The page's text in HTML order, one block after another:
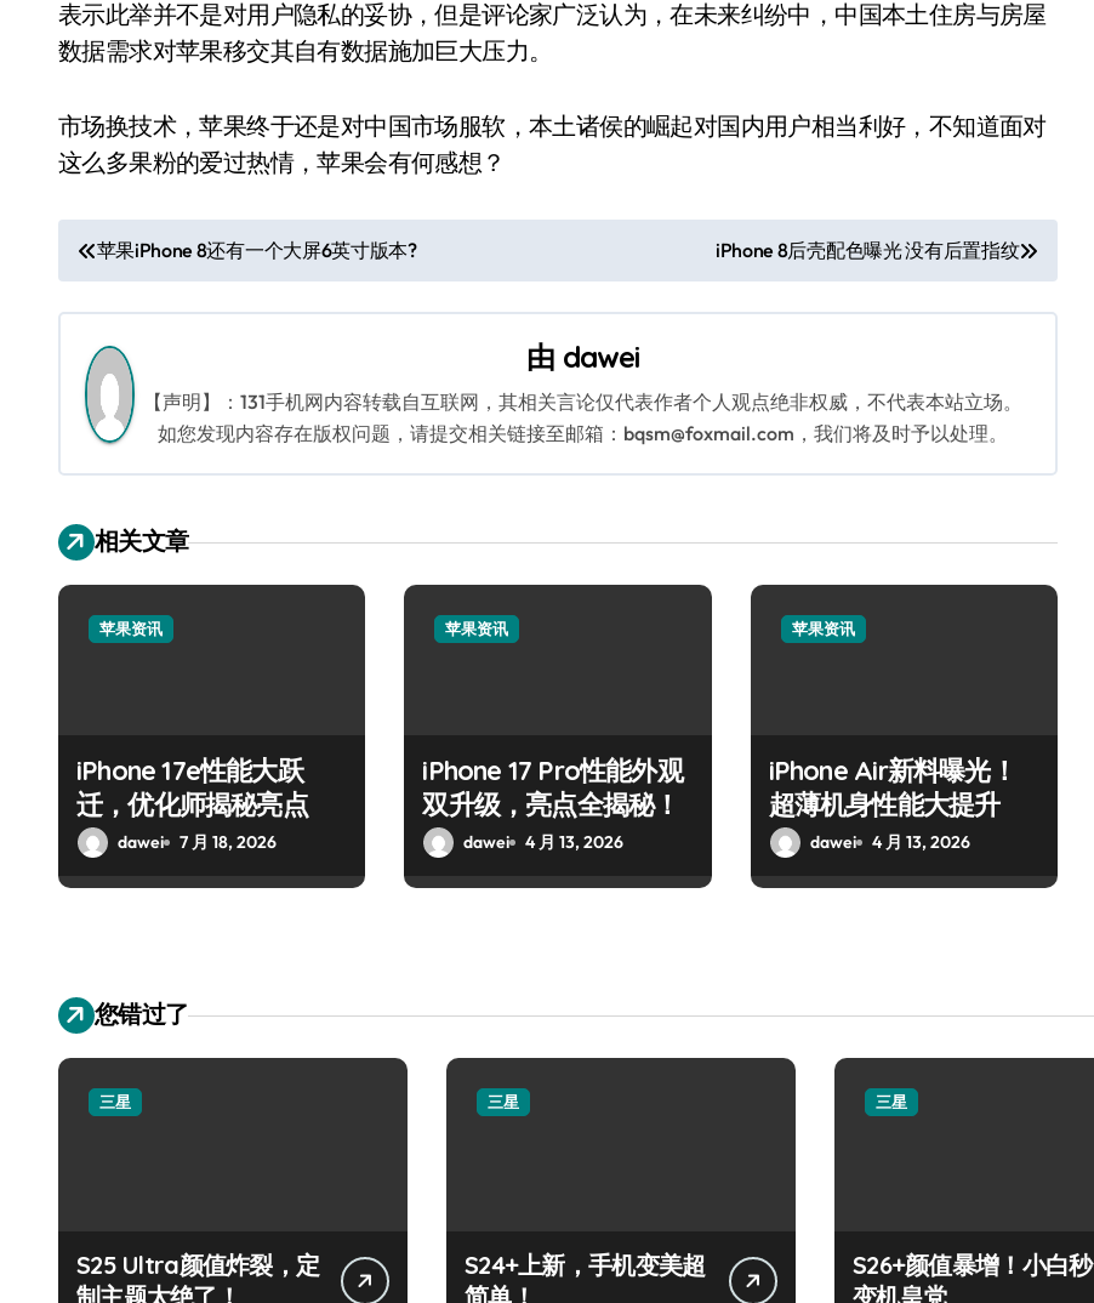
表示此举并不是对用户隐私的妥协，但是评论家广泛认为，在未来纠纷中，中国本土住房与房屋
数据需求对苹果移交其自有数据施加巨大压力。
市场换技术，苹果终于还是对中国市场服软，本土诸侯的崛起对国内用户相当利好，不知道面对
这么多果粉的爱过热情，苹果会有何感想？
文
章
导
航
苹果iPhone 8还有一个大屏6英寸版本? iPhone 8后壳配色曝光 没有后置指纹
由 dawei
【声明】：131手机网内容转载自互联网，其相关言论仅代表作者个人观点绝非权威，不代表本站立场。
如您发现内容存在版权问题，请提交相关链接至邮箱：bqsm@foxmail.com，我们将及时予以处理。
相关文章
苹果资讯
iPhone 17e性能大跃
迁，优化师揭秘亮点
dawei 7 月 18, 2026
苹果资讯
iPhone 17 Pro性能外观
双升级，亮点全揭秘！
dawei 4 月 13, 2026
苹果资讯
iPhone Air新料曝光！
超薄机身性能大提升
dawei 4 月 13, 2026
您错过了
三星
S25 Ultra颜值炸裂，定
制主题太绝了！
三星
S24+上新，手机变美超
简单！
三星
S26+颜值暴增！小白秒
变机皇党